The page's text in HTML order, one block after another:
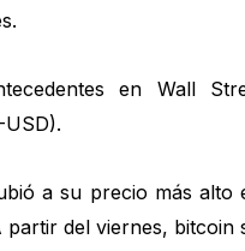
en Wall
a su precio más
del viernes, bitcoin